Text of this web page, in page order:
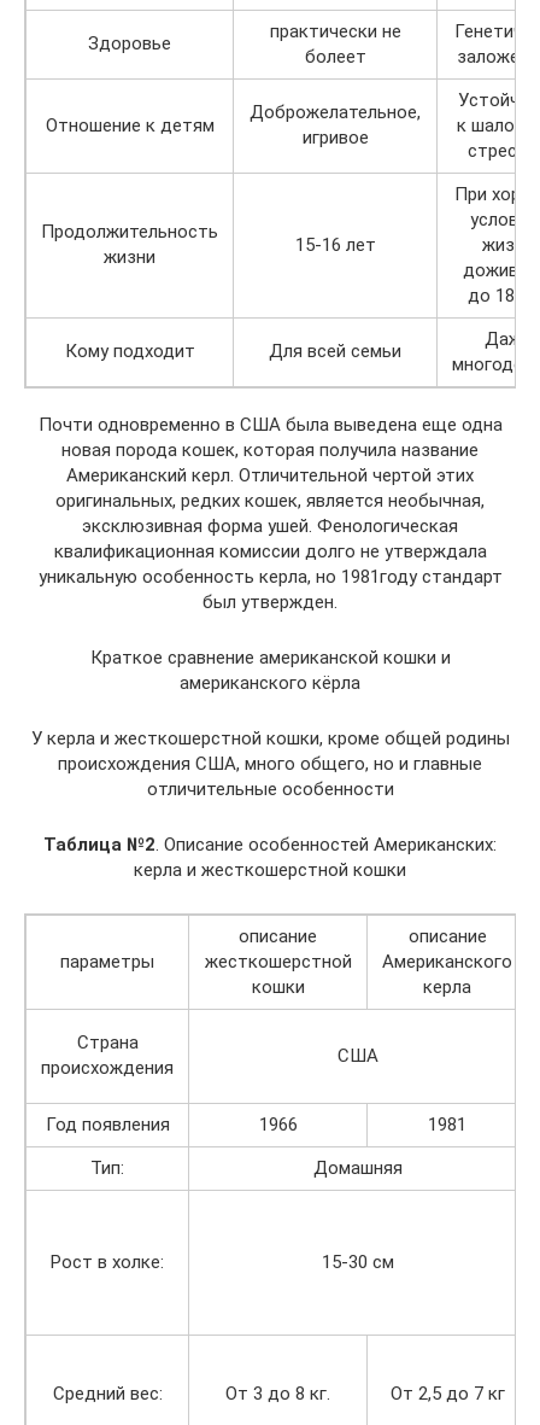
Здоровье
практически не
болеет
Отношение к детям
Доброжелательное,
игривое
к
Продолжительность
жизни
15-16 лет
При
жизни
до 18
Кому подходит Для всей семьи
Даже
Почти одновременно в США была выведена еще одна
новая порода кошек, которая получила название
Американский керл. Отличительной чертой этих
оригинальных, редких кошек, является необычная,
эксклюзивная форма ушей. Фенологическая
квалификационная комиссии долго не утверждала
уникальную особенность керла, но 1981году стандарт
был утвержден.
Краткое сравнение американской кошки и
американского кёрла
У керла и жесткошерстной кошки, кроме общей родины
происхождения США, много общего, но и главные
отличительные особенности
Таблица №2. Описание особенностей Американских:
керла и жесткошерстной кошки
параметры
описание
жесткошерстной
кошки
описание
Американского
керла
Страна
происхождения
США
Год появления 1966
1981
Тип:
Домашняя
Рост в холке: 15-30 см
Средний вес: От 3 до 8 кг. От 2,5 до 7 кг